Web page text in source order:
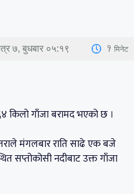
७, बुधबार ०५:१९ 1 मिनेट
किलो गाँजा बरामद भएको छ ।
मंगलबार राति साढे एक बजे
सप्तोकोसी नदीबाट उक्त गाँजा